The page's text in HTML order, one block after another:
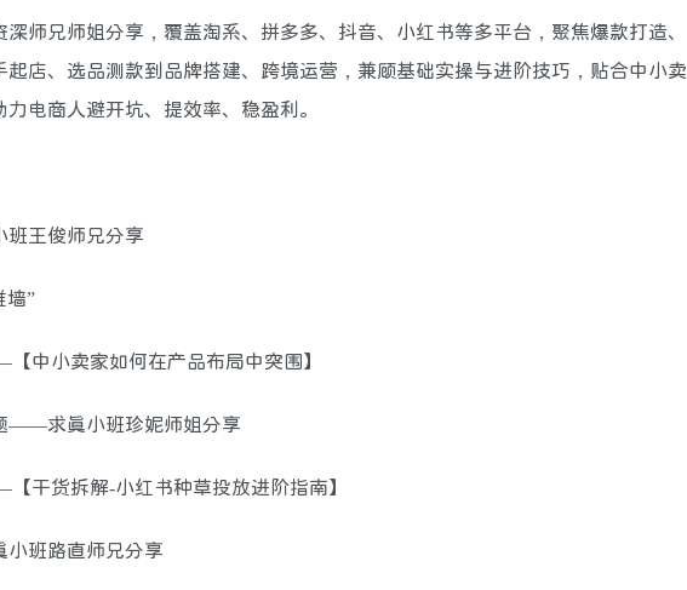
师兄师姐分享，覆盖淘系、拼多多、抖音、小红书等多平台，聚焦爆款打造、
店、选品测款到品牌搭建、跨境运营，兼顾基础实操与进阶技巧，贴合中小卖
电商人避开坑、提效率、稳盈利。
王俊师兄分享
墙”
中小卖家如何在产品布局中突围】
——求真小班珍妮师姐分享
干货拆解-小红书种草投放进阶指南】
班路直师兄分享